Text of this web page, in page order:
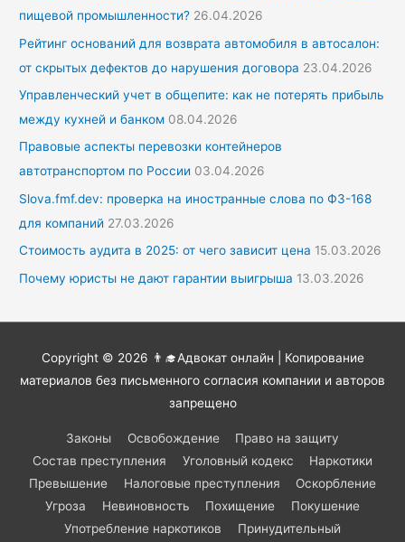
пищевой промышленности? 26.04.2026
Рейтинг оснований для возврата автомобиля в автосалон:
от скрытых дефектов до нарушения договора 23.04.2026
Управленческий учет в общепите: как не потерять прибыль
между кухней и банком 08.04.2026
Правовые аспекты перевозки контейнеров
автотранспортом по России 03.04.2026
Slova.fmf.dev: проверка на иностранные слова по ФЗ-168
для компаний 27.03.2026
Стоимость аудита в 2025: от чего зависит цена 15.03.2026
Почему юристы не дают гарантии выигрыша 13.03.2026
Copyright © 2026 👨‍🎓Адвокат онлайн | Копирование
материалов без письменного согласия компании и авторов
запрещено
Законы Освобождение
Право на защиту
Состав преступления
Уголовный кодекс
Наркотики
Превышение
Налоговые преступления
Оскорбление
Угроза
Невиновность Похищение
Покушение
Употребление наркотиков
Принудительный